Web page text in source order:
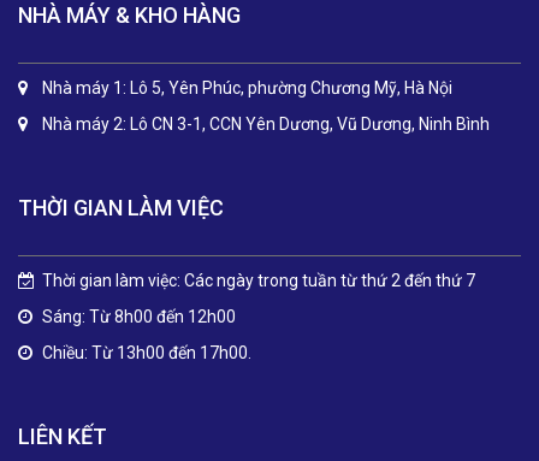
NHÀ MÁY & KHO HÀNG
Nhà máy 1: Lô 5, Yên Phúc, phường Chương Mỹ, Hà Nội
Nhà máy 2: Lô CN 3-1, CCN Yên Dương, Vũ Dương, Ninh Bình
THỜI GIAN LÀM VIỆC
Thời gian làm việc: Các ngày trong tuần từ thứ 2 đến thứ 7
Sáng: Từ 8h00 đến 12h00
Chiều: Từ 13h00 đến 17h00.
LIÊN KẾT